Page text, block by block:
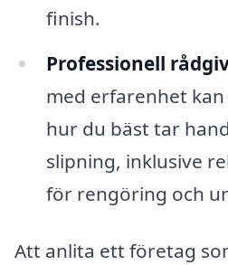
finish.
Professionell
med erfarenhet
hur du bäst tar
slipning, inklusive
för rengöring och
Att anlita ett företag